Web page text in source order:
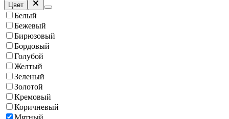
Цвет
Белый
Бежевый
Бирюзовый
Бордовый
Голубой
Желтый
Зеленый
Золотой
Кремовый
Коричневый
Мятный